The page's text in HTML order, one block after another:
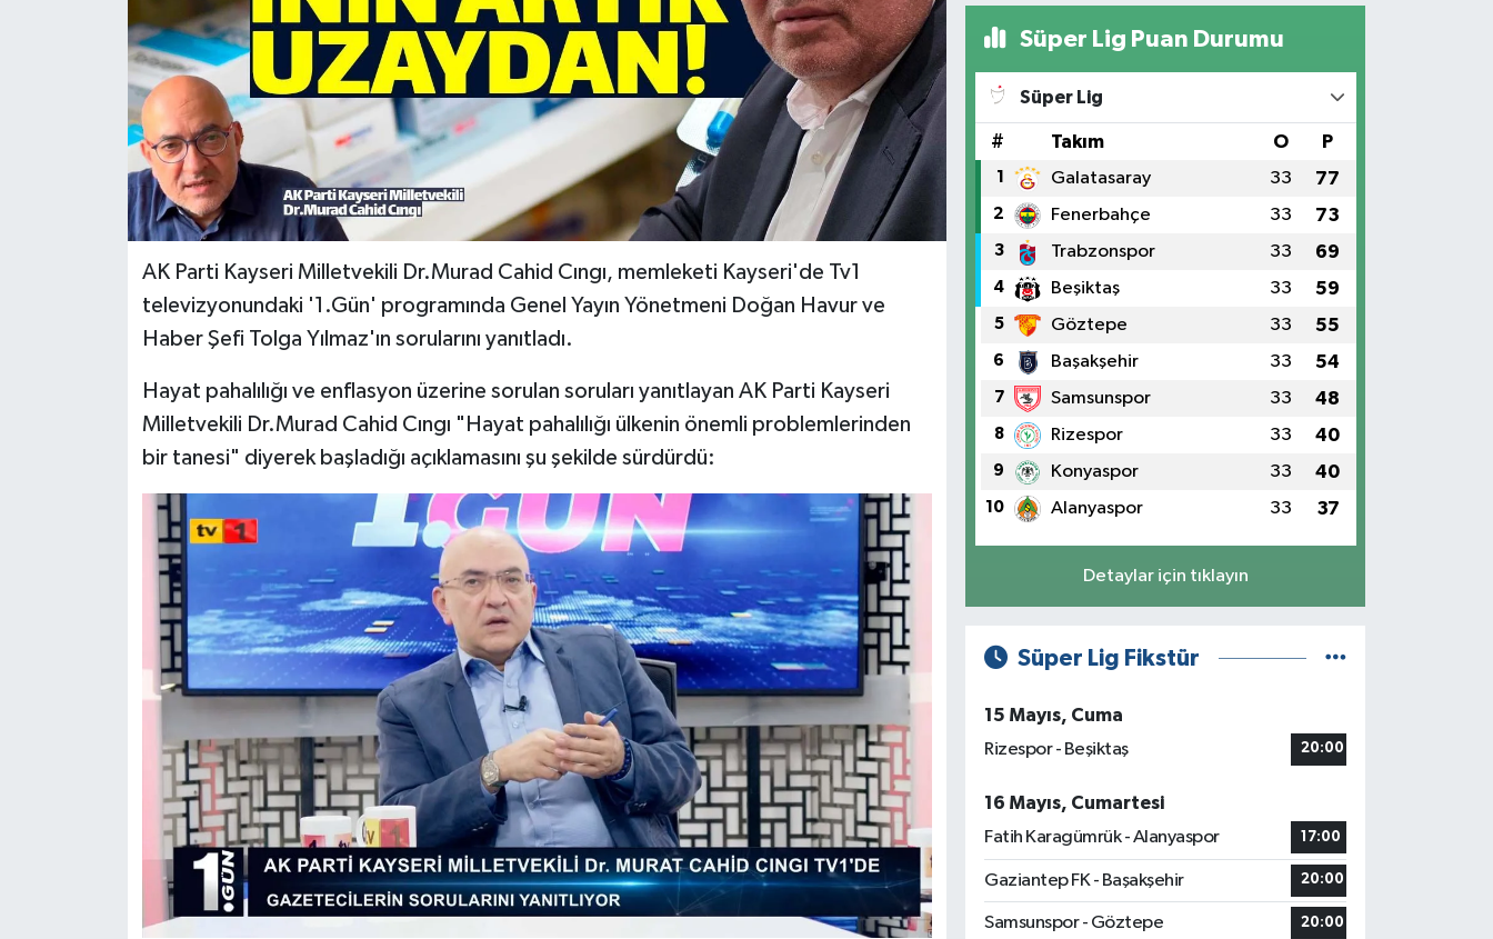
AK Parti Kayseri Milletvekili Dr.Murad Cahid Cıngı, memleketi Kayseri'de Tv1
televizyonundaki '1.Gün' programında Genel Yayın Yönetmeni Doğan Havur ve
Haber Şefi Tolga Yılmaz'ın sorularını yanıtladı.
Hayat pahalılığı ve enflasyon üzerine sorulan soruları yanıtlayan AK Parti Kayseri
Milletvekili Dr.Murad Cahid Cıngı "Hayat pahalılığı ülkenin önemli problemlerinden
bir tanesi" diyerek başladığı açıklamasını şu şekilde sürdürdü:
Süper Lig Puan Durumu
Süper Lig
# Takım O P
1 Galatasaray 33 77
2 Fenerbahçe 33 73
3 Trabzonspor 33 69
4 Beşiktaş 33 59
5 Göztepe 33 55
6 Başakşehir 33 54
7 Samsunspor 33 48
8 Rizespor 33 40
9 Konyaspor 33 40
10 Alanyaspor 33 37
Detaylar için tıklayın
Süper Lig Fikstür
15 Mayıs, Cuma
Rizespor - Beşiktaş
20:00
16 Mayıs, Cumartesi
Fatih Karagümrük - Alanyaspor
17:00
Gaziantep FK - Başakşehir 20:00
Samsunspor - Göztepe 20:00
ÖZEL HABER
POLİTİKA
RÖPORTAJ
SAĞLIK
TEKNOLOJİ
VİDEO HABER